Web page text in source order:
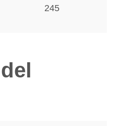
245